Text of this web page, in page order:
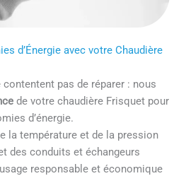
d’Énergie avec votre Chaudière
pas de réparer : nous
de votre chaudière Frisquet pour
d’énergie.
la température et de la pression
des conduits et échangeurs
responsable et économique